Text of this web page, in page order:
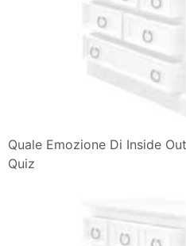
Quale Emozione Di Inside
Quiz